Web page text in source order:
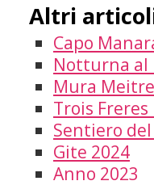
Altri
Capo
Notturna al
Mura Meitre
Trois
Sentiero
Gite 2024
Anno 2023